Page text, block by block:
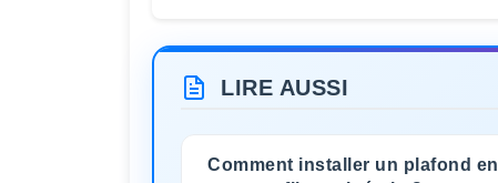
LIRE AUSSI
Comment installer un plafond en